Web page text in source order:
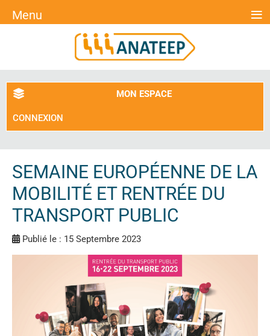
MON ESPACE
CONNEXION
SEMAINE EUROPÉENNE DE LA
MOBILITÉ ET RENTRÉE DU
TRANSPORT PUBLIC
Publié le : 15 Septembre 2023
Menu ≡